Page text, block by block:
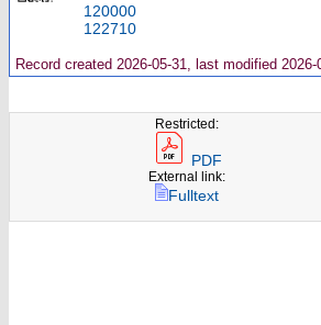
120000
122710
Record created 2026-05-31, last modified 2026-
Restricted:
PDF
External link:
Fulltext